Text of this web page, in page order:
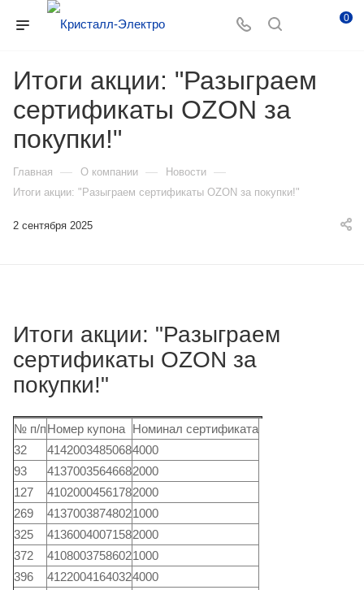
0
Итоги акции: "Разыграем
сертификаты OZON за
покупки!"
Главная — О компании — Новости —
Итоги акции: "Разыграем сертификаты OZON за покупки!"
2 сентября 2025
Итоги акции: "Разыграем
сертификаты OZON за
покупки!"
№ п/пНомер купона Номинал сертификата
32
41420034850684000
93
41370035646682000
127
41020004561782000
269
41370038748021000
325
41360040071582000
372
41080037586021000
396
41220041640324000